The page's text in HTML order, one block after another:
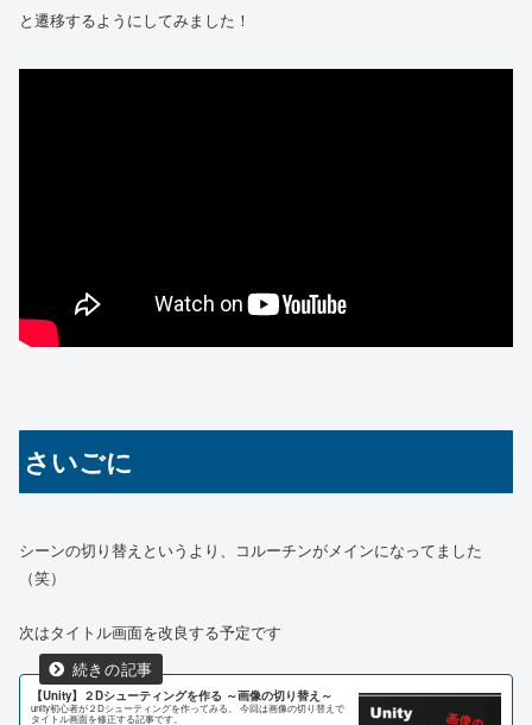
と遷移するようにしてみました！
さいごに
シーンの切り替えというより、コルーチンがメインになってました
（笑）
次はタイトル画面を改良する予定です
【Unity】２Dシューティングを作る ～画像の切り替え～
unity初心者が２Dシューティングを作ってみる。 今回は画像の切り替えで
タイトル画面を修正する記事です。